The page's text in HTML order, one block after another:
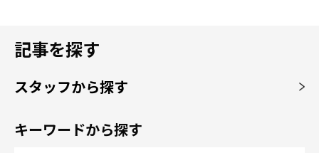
記事を探す
スタッフから探す
キーワードから探す